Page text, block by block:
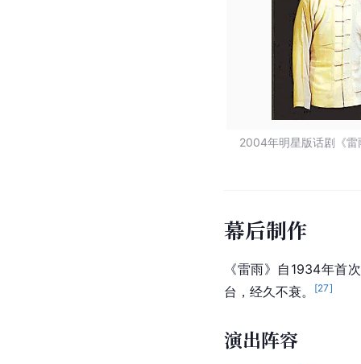
2004年明星版话剧《雷
幕后制作
《雷雨》自1934年首
台，经久不衰。
[27]
演出阵容